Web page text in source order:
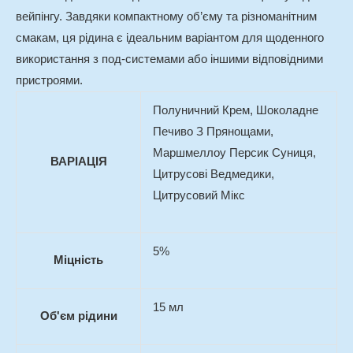
вейпінгу. Завдяки компактному об’єму та різноманітним
смакам, ця рідина є ідеальним варіантом для щоденного
використання з под-системами або іншими відповідними
пристроями.
ВАРІАЦІЯ
Полуничний Крем, Шоколадне
Печиво З Прянощами,
Маршмеллоу Персик Суниця,
Цитрусові Ведмедики,
Цитрусовий Мікс
Міцність
5%
Об'єм рідини
15 мл